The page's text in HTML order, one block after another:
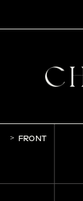
FRONT